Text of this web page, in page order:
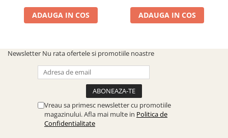
ADAUGA IN COS ADAUGA IN COS
Newsletter Nu rata ofertele si promotiile noastre
Vreau sa primesc newsletter cu promotiile
magazinului. Afla mai multe in Politica de
Confidentialitate